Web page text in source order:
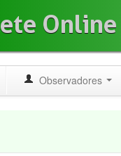
Online
Observadores